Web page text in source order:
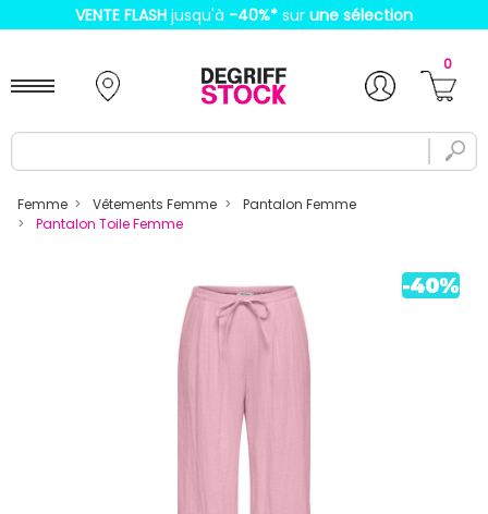
VENTE FLASH jusqu'à -40%* sur une sélection
0
Femme Vêtements Femme
Pantalon Femme
Pantalon Toile Femme